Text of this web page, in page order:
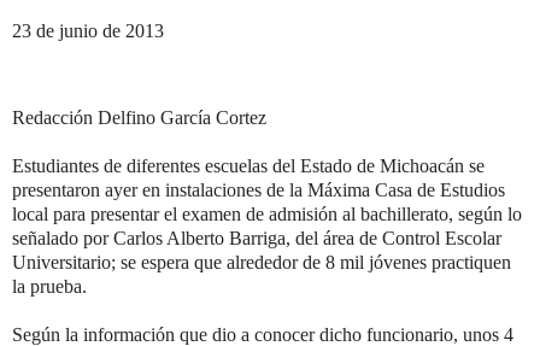
23 de junio de 2013
Redacción Delfino García Cortez
Estudiantes de diferentes escuelas del Estado de Michoacán se
presentaron ayer en instalaciones de la Máxima Casa de Estudios
local para presentar el examen de admisión al bachillerato, según lo
señalado por Carlos Alberto Barriga, del área de Control Escolar
Universitario; se espera que alrededor de 8 mil jóvenes practiquen
la prueba.
Según la información que dio a conocer dicho funcionario, unos 4